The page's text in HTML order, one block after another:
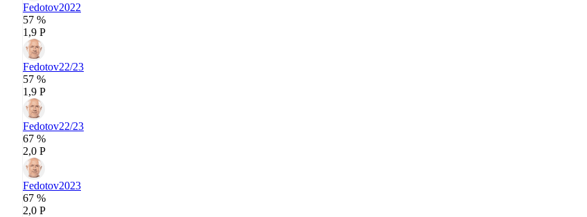
Fedotov2022
57 %
1,9 P
Fedotov22/23
57 %
1,9 P
Fedotov22/23
67 %
2,0 P
Fedotov2023
67 %
2,0 P